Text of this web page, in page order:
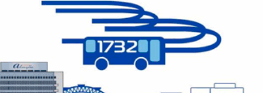
Автовинил сделает ваш автомобиль
Тема: Бессмертный полк Волжский